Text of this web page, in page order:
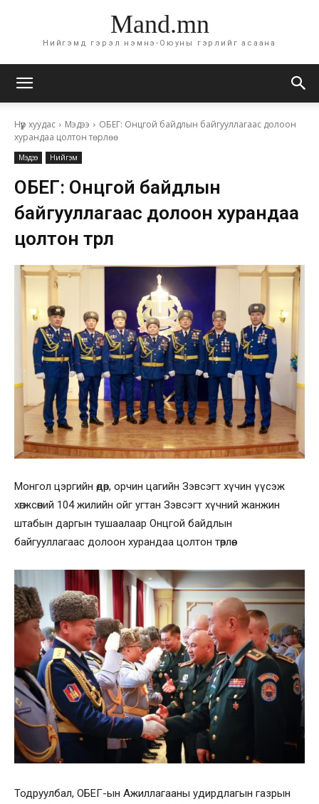
Mand.mn
Нийгэмд гэрэл нэмнэ-Оюуны гэрлийг асаана
Нүүр хуудас Мэдээ
ОБЕГ: Онцгой байдлын байгууллагаас долоон
хурандаа цолтон төрлөө
Мэдээ Нийгэм
ОБЕГ: Онцгой байдлын
байгууллагаас долоон хурандаа
цолтон төрлөө
Монгол цэргийн өдөр, орчин цагийн Зэвсэгт хүчин үүсэж
хөгжсөний 104 жилийн ойг угтан Зэвсэгт хүчний жанжин
штабын даргын тушаалаар Онцгой байдлын
байгууллагаас долоон хурандаа цолтон төрлөө.
Тодруулбал, ОБЕГ-ын Ажиллагааны удирдлагын газрын